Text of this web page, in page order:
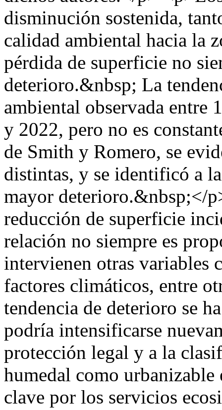
disminución sostenida,
calidad ambiental hacia la
pérdida de superficie no
deterioro.&nbsp; La
ambiental observada entre
y 2022, pero no es
de Smith y Romero, se
distintas, y se identificó a
mayor deterioro.&nbsp;</
reducción de superficie
relación no siempre es
intervienen otras variables
factores climáticos, entre
tendencia de deterioro se
podría intensificarse
protección legal y a la
humedal como
clave por los servicios